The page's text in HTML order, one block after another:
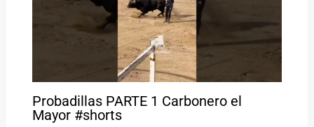
Probadillas PARTE 1 Carbonero el
Mayor #shorts